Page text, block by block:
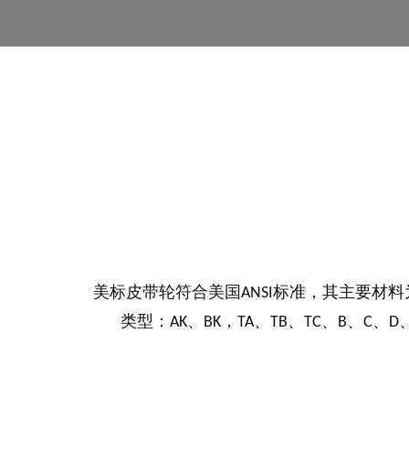
美标皮带轮符合美国ANSI标准，其主要材
类型：AK、BK，TA、TB、TC、B、C、